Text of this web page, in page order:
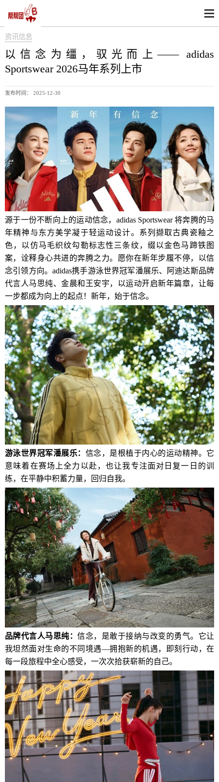
资讯信息
以信念为缰，驭光而上—— adidas
Sportswear 2026马年系列上市
发布时间： 2025-12-30
源于一份不断向上的运动信念，adidas Sportswear 将奔腾的马
年精神与东方美学凝于轻运动设计。系列撷取古典瓷釉之
色，以仿马毛织纹勾勒标志性三条纹，缀以金色马蹄铁图
案，诠释身心共进的奔腾之力。愿你在新年步履不停，以信
念引领方向。adidas携手游泳世界冠军潘展乐、阿迪达斯品牌
代言人马思纯、金晨和王安宇，以运动开启新年篇章，让每
一步都成为向上的起点！新年，始于信念。
游泳世界冠军潘展乐： 信念，是根植于内心的运动精神。它
意味着在赛场上全力以赴，也让我专注面对日复一日的训
练，在平静中积蓄力量，回归自我。
品牌代言人马思纯：信念，是敢于接纳与改变的勇气。它让
我坦然面对生命的不同境遇—拥抱新的机遇，即刻行动，在
每一段旅程中全心感受，一次次拾获崭新的自己。